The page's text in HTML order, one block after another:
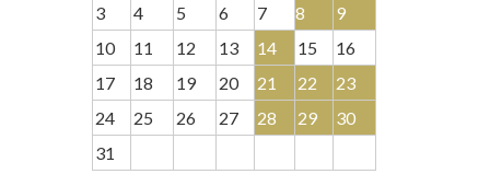
3
4 5 6 7 8
9
10
11 12 13 14 15
16
17
18 19 20 21 22
23
24
25 26 27 28 29
30
31